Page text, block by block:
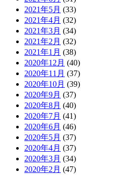
2021年5月 (33)
2021年4月 (32)
2021年3月 (34)
2021年2月 (32)
2021年1月 (38)
2020年12月 (40)
2020年11月 (37)
2020年10月 (39)
2020年9月 (37)
2020年8月 (40)
2020年7月 (41)
2020年6月 (46)
2020年5月 (37)
2020年4月 (37)
2020年3月 (34)
2020年2月 (47)